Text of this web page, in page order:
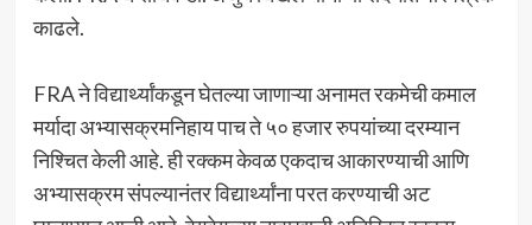
काढले.
FRA ने विद्यार्थ्यांकडून घेतल्या जाणाऱ्या अनामत रकमेची कमाल
मर्यादा अभ्यासक्रमनिहाय पाच ते ५० हजार रुपयांच्या दरम्यान
निश्चित केली आहे. ही रक्कम केवळ एकदाच आकारण्याची आणि
अभ्यासक्रम संपल्यानंतर विद्यार्थ्यांना परत करण्याची अट